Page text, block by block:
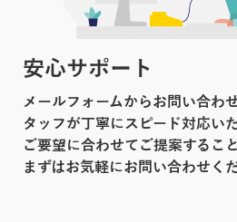
安心サポート
メールフォームからお問い合わ
タッフが丁寧にスピード対応いた
ご要望に合わせてご提案するこ
まずはお気軽にお問い合わせくだ